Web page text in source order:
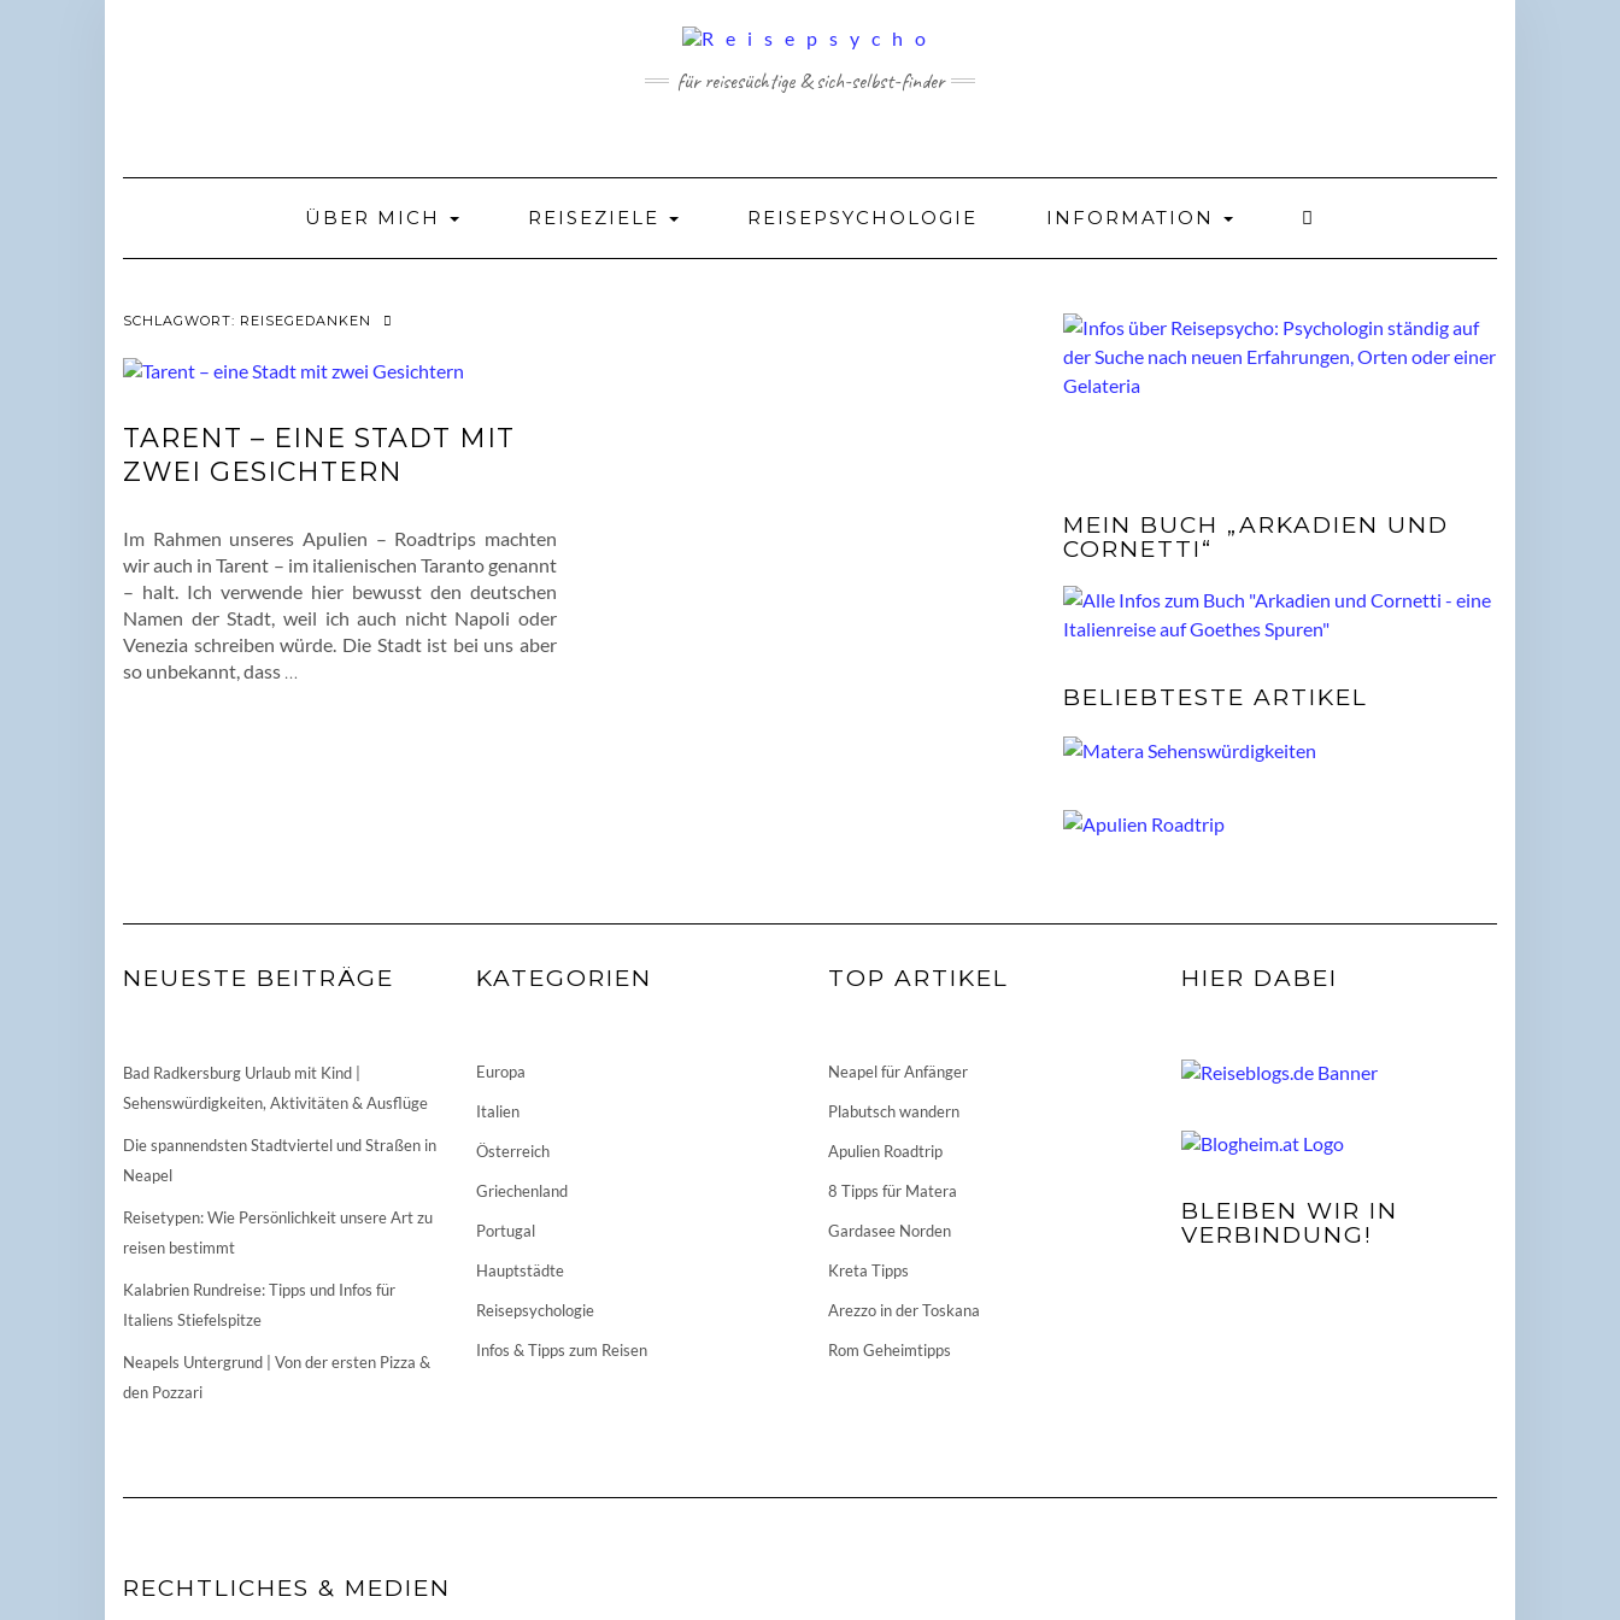
für reisesüchtige & sich-selbst-finder
ÜBER MICH REISEZIELE REISEPSYCHOLOGIE INFORMATION
SCHLAGWORT: REISEGEDANKEN
TARENT – EINE STADT MIT
ZWEI GESICHTERN
Im Rahmen unseres Apulien – Roadtrips machten
wir auch in Tarent – im italienischen Taranto genannt
– halt. Ich verwende hier bewusst den deutschen
Namen der Stadt, weil ich auch nicht Napoli oder
Venezia schreiben würde. Die Stadt ist bei uns aber
so unbekannt, dass
MEIN BUCH „ARKADIEN UND
CORNETTI“
BELIEBTESTE ARTIKEL
NEUESTE BEITRÄGE
Bad Radkersburg Urlaub mit Kind |
Sehenswürdigkeiten, Aktivitäten & Ausflüge
Die spannendsten Stadtviertel und Straßen in
Neapel
Reisetypen: Wie Persönlichkeit unsere Art zu
reisen bestimmt
Kalabrien Rundreise: Tipps und Infos für
Italiens Stiefelspitze
Neapels Untergrund | Von der ersten Pizza &
den Pozzari
KATEGORIEN
Europa
Italien
Österreich
Griechenland
Portugal
Hauptstädte
Reisepsychologie
Infos & Tipps zum Reisen
TOP ARTIKEL
Neapel für Anfänger
Plabutsch wandern
Apulien Roadtrip
8 Tipps für Matera
Gardasee Norden
Kreta Tipps
Arezzo in der Toskana
Rom Geheimtipps
HIER DABEI
BLEIBEN WIR IN
VERBINDUNG!
RECHTLICHES & MEDIEN